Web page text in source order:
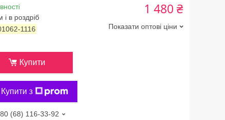
і в роздріб
1116
1 480 ₴
Показати оптові ціни
Купити
Купити з
(68) 116-33-92